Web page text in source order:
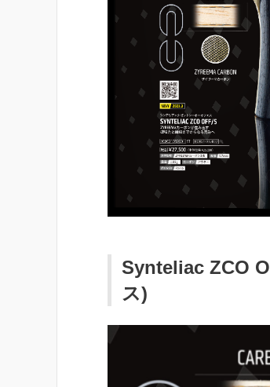
Synteliac ZCO
ス)